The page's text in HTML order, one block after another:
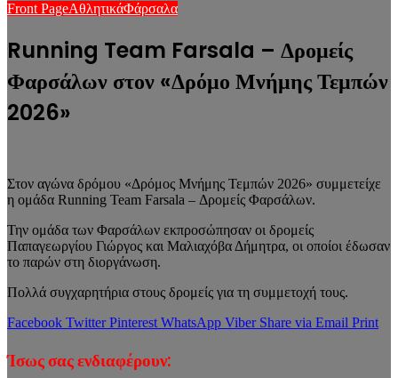
Front PageΑθλητικάΦάρσαλα
Running Team Farsala – Δρομείς
Φαρσάλων στον «Δρόμο Μνήμης Τεμπών
2026»
Στον αγώνα δρόμου «Δρόμος Μνήμης Τεμπών 2026» συμμετείχε
η ομάδα Running Team Farsala – Δρομείς Φαρσάλων.
Την ομάδα των Φαρσάλων εκπροσώπησαν οι δρομείς
Παπαγεωργίου Γιώργος και Μαλιαχόβα Δήμητρα, οι οποίοι έδωσαν
το παρών στη διοργάνωση.
Πολλά συγχαρητήρια στους δρομείς για τη συμμετοχή τους.
Facebook Twitter Pinterest WhatsApp Viber Share via Email Print
Ίσως σας ενδιαφέρουν: